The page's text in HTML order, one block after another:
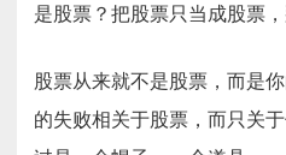
没
不
眼
泪
是股票？把股票只当成股票
股票从来就不是股票，而是
的失败相关于股票，而只关